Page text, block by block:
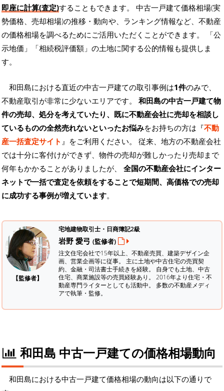
即座に計算(査定)することもできます。 中古一戸建て価格相場(実
勢価格、売却相場)の推移・動向や、ランキング情報など、不動産
の価格相場を調べるためにご活用いただくことができます。
「公
示地価」「相続税評価額」の土地に関する公的情報も提供しま
す。
和田島における直近の中古一戸建ての取引事例は1件のみで、
不動産取引が非常に少ないエリアです。 和田島の中古一戸建て物
件の売却、処分を考えていたり、既に不動産会社に売却を相談し
ているものの全然売れないといったお悩みをお持ちの方は『不動
産一括査定サイト 』をご利用ください。 従来、地方の不動産会社
では十分に客付けができず、物件の売却が難しかったり売却まで
何年もかかることがありましたが、 全国の不動産会社にインター
ネットで一括で査定を依頼をすることで短期間、高価格での売却
に成功する事例が増えています。
【監修者】
宅地建物取引士・日商簿記2級
岩野 愛弓 (監修者)
注文住宅会社で15年以上、不動産売買、建築デザイン企
画、営業企画等に従事。 主に土地や中古住宅の売買契
約、金融・司法書士手続きを経験。 自身でも土地、中古
住宅、商業施設等の売買経験あり。 2016年より住宅・不
動産専門ライターとしても活動中。 多数の不動産メディ
アで執筆・監修。
和田島 中古一戸建ての価格相場動向
和田島における中古一戸建て価格相場の動向は以下の通りで